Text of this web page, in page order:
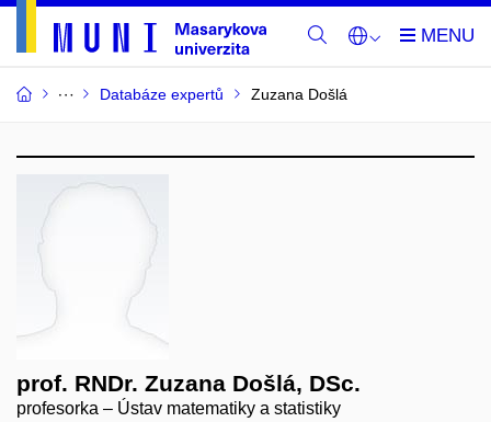
Databáze expertů Zuzana Došlá
prof. RNDr. Zuzana Došlá, DSc.
profesorka – Ústav matematiky a statistiky